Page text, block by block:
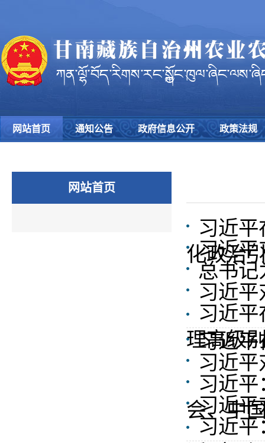
网站首页 通知公告 政府信息公开 政策法规
网站首页
习近
化政治
习近平
总书记
习近
习近平
理高级
习近平
习近
习近
会、中
习近平
习近平